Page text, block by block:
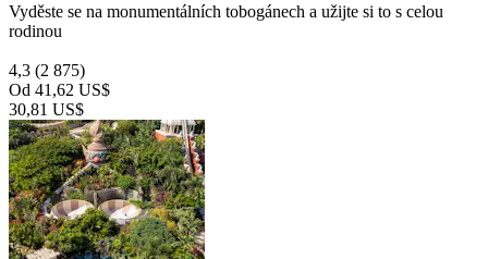
Vyděste se na monumentálních tobogánech a užijte si to s celou
rodinou
4,3 (2 875)
Od 41,62 US$
30,81 US$